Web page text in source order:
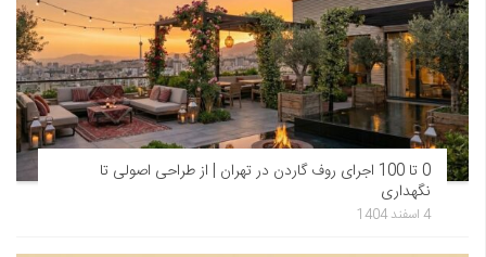
0 تا 100 اجرای روف گاردن در تهران | از طراحی اصولی تا
نگهداری
4 اسفند 1404